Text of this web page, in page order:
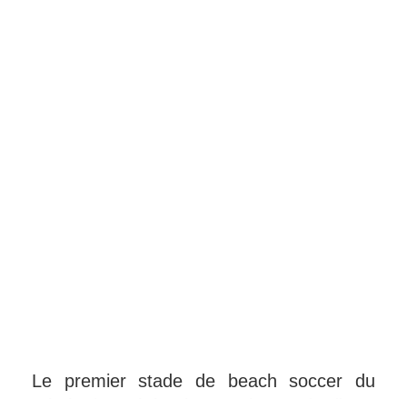
Le premier stade de beach soccer du